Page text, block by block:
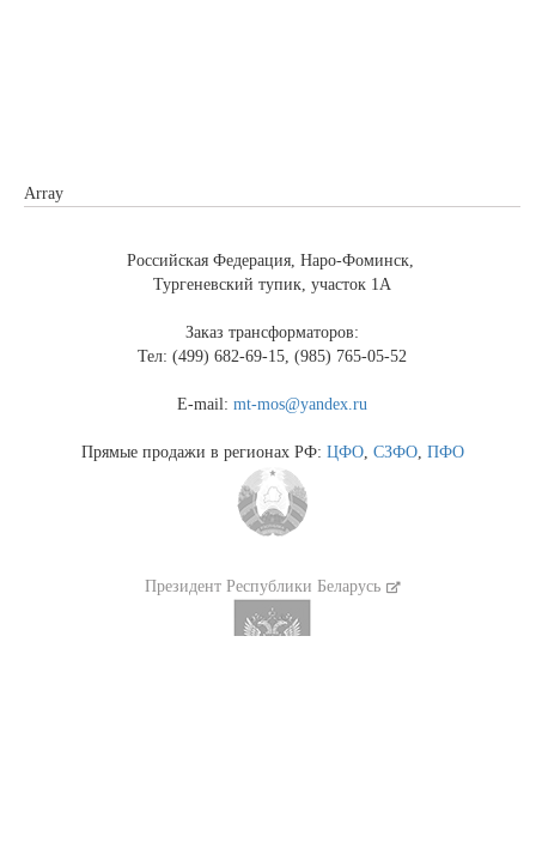
Array
Российская Федерация, Наро-Фоминск,
Тургеневский тупик, участок 1А
Заказ трансформаторов:
Тел: (499) 682-69-15, (985) 765-05-52
E-mail:mt-mos@yandex.ru
Прямые продажи в регионах РФ: ЦФО, СЗФО, ПФО
Президент Республики Беларусь